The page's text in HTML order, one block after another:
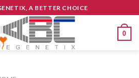
A BETTER CHOICE
0